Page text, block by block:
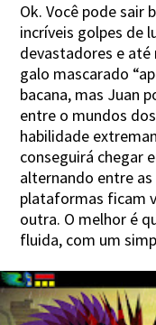
Ok. Você pode
incríveis golpes de
devastadores e
galo mascarado
bacana, mas Juan
entre o mundos
habilidade
conseguirá chegar
alternando entre
plataformas ficam
outra. O melhor é
fluida, com um